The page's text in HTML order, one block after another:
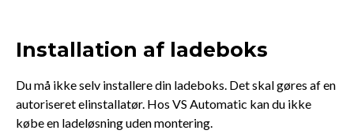
Installation af ladeboks
Du må ikke selv installere din ladeboks. Det skal gøres af en
autoriseret elinstallatør. Hos VS Automatic kan du ikke
købe en ladeløsning uden montering.